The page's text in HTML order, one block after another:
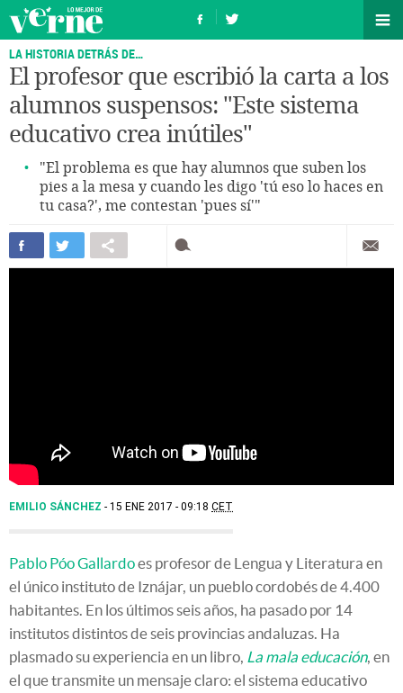
LA HISTORIA DETRÁS DE…
El profesor que escribió la carta a los
alumnos suspensos: "Este sistema
educativo crea inútiles"
"El problema es que hay alumnos que suben los
pies a la mesa y cuando les digo 'tú eso lo haces en
tu casa?', me contestan 'pues sí'"
EMILIO SÁNCHEZ 15 ENE 2017 - 09:18 CET
Pablo Póo Gallardoes profesor de Lengua y Literatura en
el único instituto de Iznájar, un pueblo cordobés de 4.400
habitantes. En los últimos seis años, ha pasado por 14
institutos distintos de seis provincias andaluzas. Ha
plasmado su experiencia en un libro, La mala educación, en
el que transmite un mensaje claro: el sistema educativo